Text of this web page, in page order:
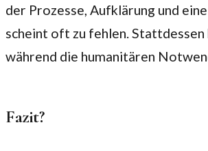
der Prozesse, Aufklärung und
scheint oft zu fehlen.
während die humanitären
Fazit?